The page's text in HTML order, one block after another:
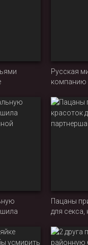
Русская
компанию
Пацаны
для